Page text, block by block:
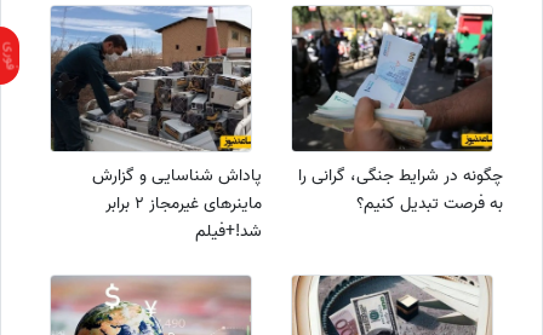
چگونه در شرایط جنگی، گرانی را
به فرصت تبدیل کنیم؟
پاداش شناسایی و گزارش
ماینرهای غیرمجاز 2 برابر
شد!+فیلم